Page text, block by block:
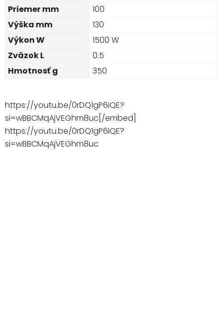
Priemer mm
100
Výška mm
130
Výkon W
1500 W
Zväzok L
0.5
Hmotnosť g
350
https://youtu.be/0rDQ1gP6IQE?
si=wBBCMqAjVEGhm8uc[/embed]
https://youtu.be/0rDQ1gP6IQE?
si=wBBCMqAjVEGhm8uc